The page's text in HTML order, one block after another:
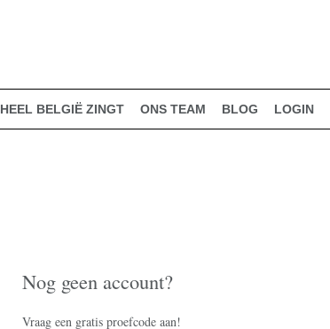
HEEL BELGIË ZINGT ONS TEAM BLOG LOGIN
Nog geen account?
Vraag een gratis proefcode aan!